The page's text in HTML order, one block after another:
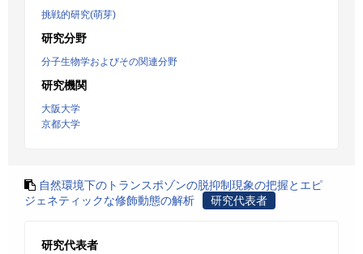
挑戦的研究(萌芽)
研究分野
分子生物学およびその関連分野
研究機関
大阪大学
京都大学
自然環境下のトランスポゾンの脱抑制現象の把握とエピ
ジェネティックな修飾動態の解析
研究代表者
研究代表者